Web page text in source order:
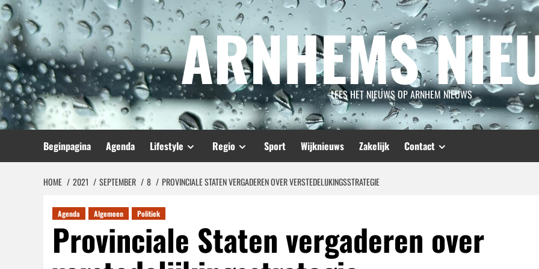
Spring
naar
inhoud
ARNHEMS
LEES HET NIEUWS OP ARNHEM NIEUWS
Beginpagina Agenda Lifestyle Regio Sport Wijknieuws Zakelijk Contact
HOME 2021 SEPTEMBER 8 PROVINCIALE STATEN VERGADEREN OVER VERSTEDELIJKINGSSTRATEGIE
Agenda Algemeen Politiek
Provinciale Staten vergaderen over